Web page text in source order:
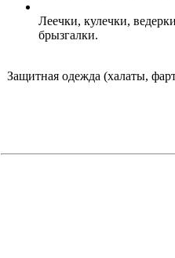
Леечки, кулечки,
брызгалки.
Защитная одежда (халаты,